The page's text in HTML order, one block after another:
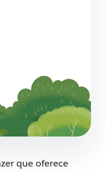
que oferece